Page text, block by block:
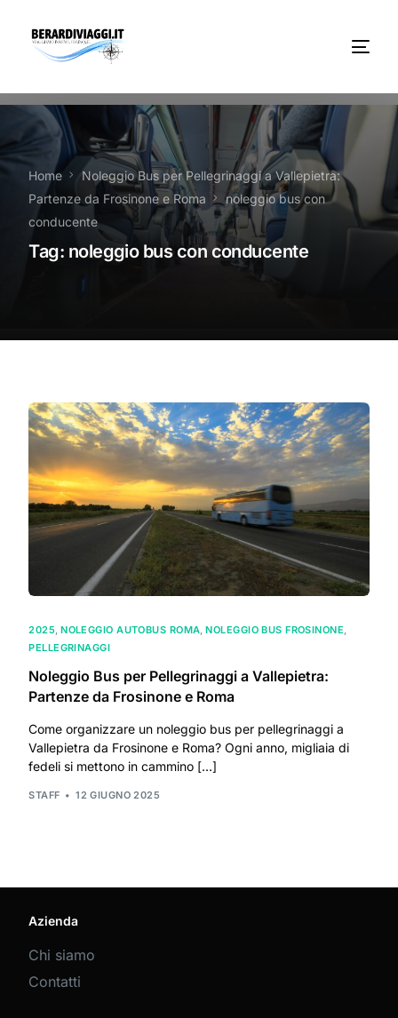
Home
Noleggio Bus per Pellegrinaggi a Vallepietra:
Partenze da Frosinone e Roma
noleggio bus con
conducente
Tag: noleggio bus con conducente
2025,NOLEGGIO AUTOBUS ROMA,NOLEGGIO BUS FROSINONE,
PELLEGRINAGGI
Noleggio Bus per Pellegrinaggi a Vallepietra:
Partenze da Frosinone e Roma
Come organizzare un noleggio bus per pellegrinaggi a
Vallepietra da Frosinone e Roma? Ogni anno, migliaia di
fedeli si mettono in cammino […]
STAFF 12 GIUGNO 2025
Azienda
Chi siamo
Contatti
Chi Siamo
Noleggio
Autobus servizi
Vacanze Viaggi Frosinone
News